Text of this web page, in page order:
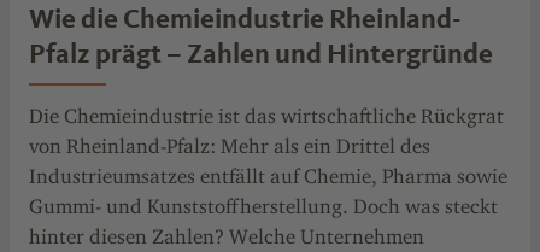
Wie die Chemieindustrie Rheinland-
Pfalz prägt – Zahlen und Hintergründe
Die Chemieindustrie ist das wirtschaftliche Rückgrat
von Rheinland-Pfalz: Mehr als ein Drittel des
Industrieumsatzes entfällt auf Chemie, Pharma sowie
Gummi- und Kunststoffherstellung. Doch was steckt
hinter diesen Zahlen? Welche Unternehmen